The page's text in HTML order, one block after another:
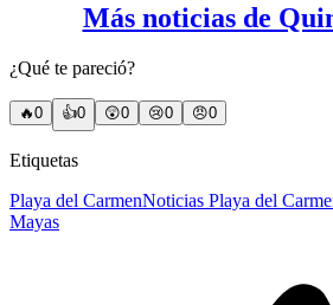
Más noticias de
¿Qué te pareció?
🔥0 👍0 😲0 😢0 😠0
Etiquetas
Playa del CarmenNoticias Playa del
Mayas